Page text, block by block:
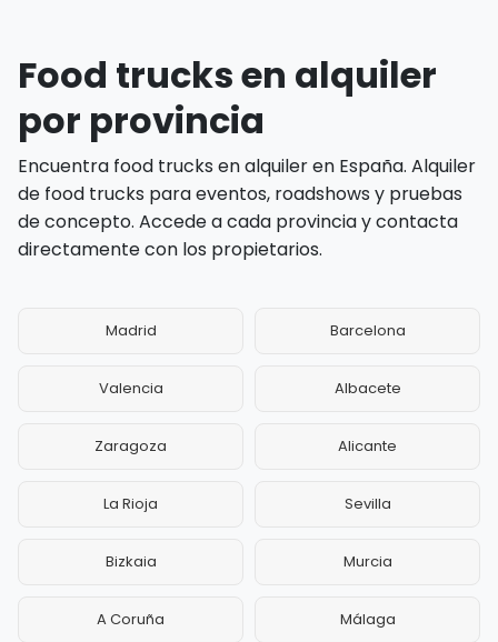
Food trucks en alquiler
por provincia
Encuentra food trucks en alquiler en España. Alquiler
de food trucks para eventos, roadshows y pruebas
de concepto. Accede a cada provincia y contacta
directamente con los propietarios.
Madrid Barcelona
Valencia Albacete
Zaragoza Alicante
La Rioja Sevilla
Bizkaia Murcia
A Coruña Málaga